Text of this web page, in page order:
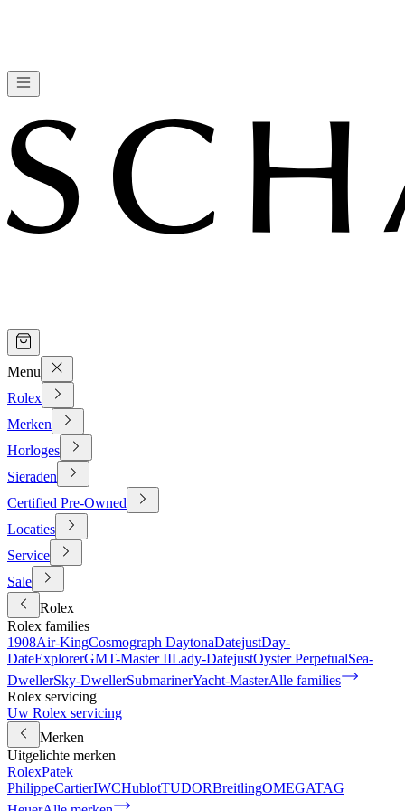
Menu
Rolex
Merken
Horloges
Sieraden
Certified Pre-Owned
Locaties
Service
Sale
Rolex
Rolex families
1908Air-KingCosmograph DaytonaDatejustDay-
DateExplorerGMT-Master IILady-DatejustOyster PerpetualSea-
DwellerSky-DwellerSubmarinerYacht-MasterAlle families
Rolex servicing
Uw Rolex servicing
Merken
Uitgelichte merken
RolexPatek
PhilippeCartierIWCHublotTUDORBreitlingOMEGATAG